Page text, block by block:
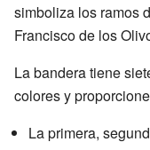
simboliza los ramos
Francisco de los
La bandera tiene
colores y
La primera,